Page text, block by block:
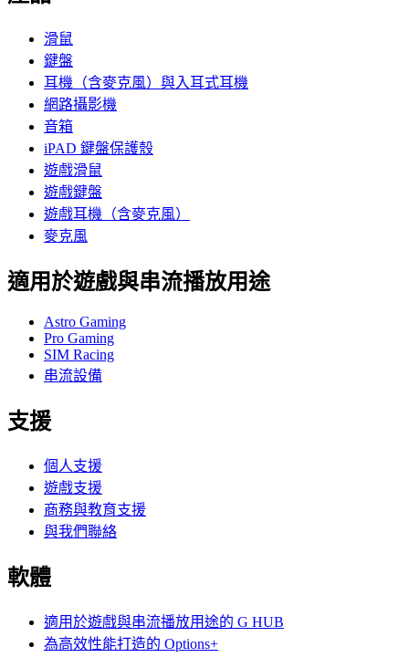
滑鼠
鍵盤
耳機（含麥克風）與入耳式耳機
網路攝影機
音箱
iPAD 鍵盤保護殼
遊戲滑鼠
遊戲鍵盤
遊戲耳機（含麥克風）
麥克風
適用於遊戲與串流播放用途
Astro Gaming
Pro Gaming
SIM Racing
串流設備
支援
個人支援
遊戲支援
商務與教育支援
與我們聯絡
軟體
適用於遊戲與串流播放用途的 G HUB
為高效性能打造的 Options+